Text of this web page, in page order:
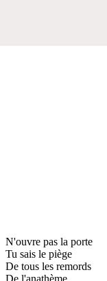
N'ouvre pas la porte
Tu sais le piège
De tous les remords
De l'anathème